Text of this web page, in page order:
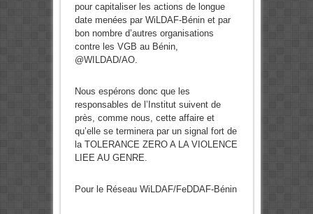
pour capitaliser les actions de longue
date menées par WiLDAF-Bénin et par
bon nombre d’autres organisations
contre les VGB au Bénin,
@WILDAD/AO.
Nous espérons donc que les
responsables de l’Institut suivent de
près, comme nous, cette affaire et
qu’elle se terminera par un signal fort de
la TOLERANCE ZERO A LA VIOLENCE
LIEE AU GENRE.
Pour le Réseau WiLDAF/FeDDAF-Bénin